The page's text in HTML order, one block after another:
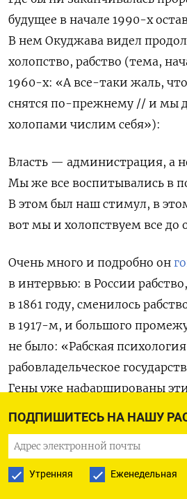
будущее в начале 1990-х
В нем Окуджава видел
холопство, рабство (тема,
1960-х: «А все-таки жаль,
снятся по-прежнему // и мы
холопами числим себя»):
Власть — администрация, а
Мы же все воспитывались в
В этом был наш стимул, в
вот мы и холопствуем все до
Очень много и подробно он
в интервью: в России
в 1861 году, сменилось
в 1917-м, и большого
не было: «Рабская
рабовладельческое
Гены уже нафаршированы
свобода — не знает. Он
частная воля, делай что
ПОДПИШИТЕСЬ НА НАШУ
Утренняя Еженедельная